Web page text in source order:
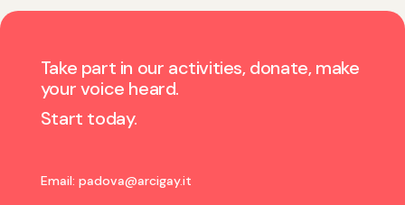
Take part in our activities, donate, make
your voice heard.
Start today.
Email: padova@arcigay.it